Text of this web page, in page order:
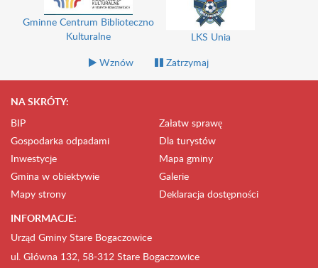
Gminne Centrum Biblioteczno
Kulturalne
LKS Unia
Wznów
Zatrzymaj
NA SKRÓTY:
BIP
Załatw sprawę
Gospodarka odpadami
Dla turystów
Inwestycje
Mapa gminy
Gmina w obiektywie
Galerie
Mapy strony
Deklaracja dostępności
INFORMACJE:
Urząd Gminy Stare Bogaczowice
ul. Główna 132, 58-312 Stare Bogaczowice